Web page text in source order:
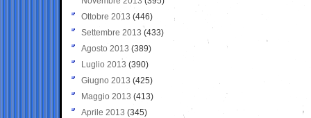
Ottobre 2013 (446)
Settembre 2013 (433)
Agosto 2013 (389)
Luglio 2013 (390)
Giugno 2013 (425)
Maggio 2013 (413)
Aprile 2013 (345)